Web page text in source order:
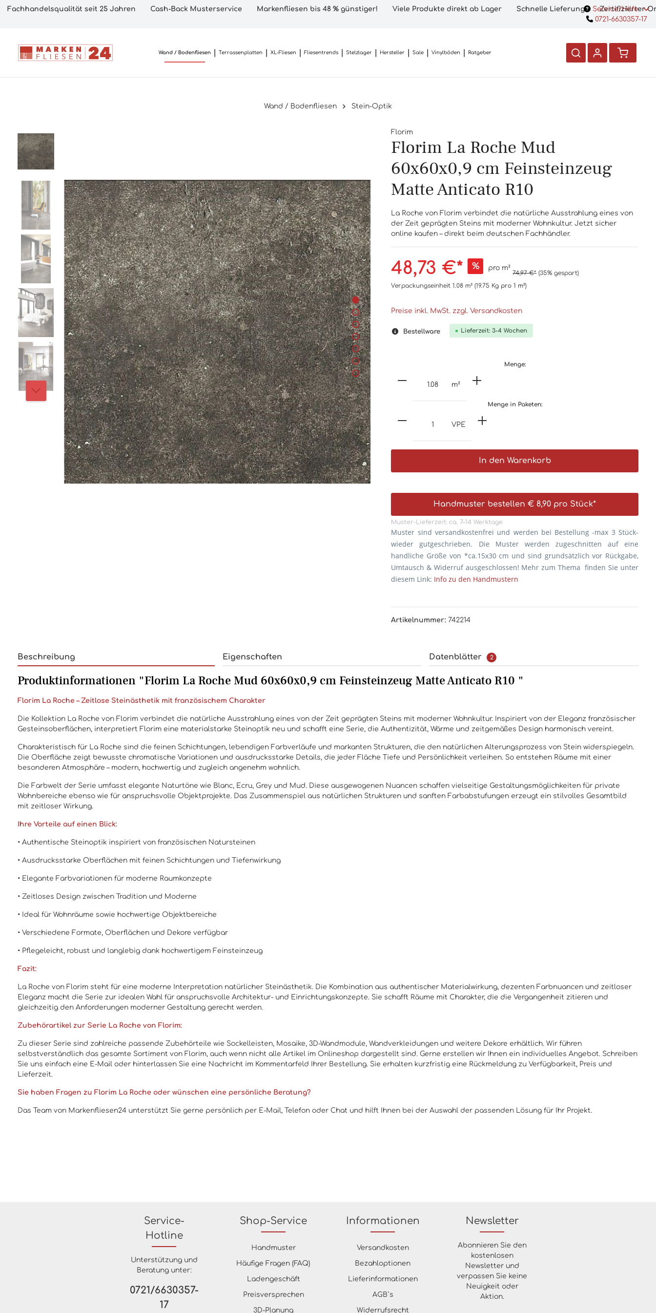
Fachhandelsqualität seit 25 Jahren Cash-Back Musterservice Markenfliesen bis 48 % günstiger! Viele Produkte direkt ab Lager Schnelle Lieferung Zertifizierter
Service/Hilfe
0721-6630357-17
Wand / Bodenfliesen Terrassenplatten XL-Fliesen Fliesentrends Stelzlager Hersteller Sale Vinylböden Ratgeber
Wand / Bodenfliesen Stein-Optik
Florim
Florim La Roche Mud
60x60x0,9 cm Feinsteinzeug
Matte Anticato R10
La Roche von Florim verbindet die natürliche Ausstrahlung eines von
der Zeit geprägten Steins mit moderner Wohnkultur. Jetzt sicher
online kaufen – direkt beim deutschen Fachhändler.
48,73 €* % pro m²
74,97 €* (35% gespart)
Verpackungseinheit 1.08 m²(19.75 Kg pro 1 m²)
Preise inkl. MwSt. zzgl. Versandkosten
Bestellware Lieferzeit: 3-4 Wochen
Menge:
m²
Menge in Paketen:
VPE
In den Warenkorb
Handmuster bestellen € 8,90 pro Stück*
Muster-Lieferzeit: ca. 7–14 Werktage
Muster sind versandkostenfrei und werden bei Bestellung -max 3 Stück-
wieder gutgeschrieben. Die Muster werden zugeschnitten auf eine
handliche Größe von *ca.15x30 cm und sind grundsätzlich vor Rückgabe,
Umtausch & Widerruf ausgeschlossen! Mehr zum Thema finden Sie unter
diesem Link: Info zu den Handmustern
Artikelnummer: 742214
Beschreibung Eigenschaften Datenblätter 2
Produktinformationen "Florim La Roche Mud 60x60x0,9 cm Feinsteinzeug Matte Anticato R10 "
Florim La Roche – Zeitlose Steinästhetik mit französischem Charakter
Die Kollektion La Roche von Florim verbindet die natürliche Ausstrahlung eines von der Zeit geprägten Steins mit moderner Wohnkultur. Inspiriert von der Eleganz französischer
Gesteinsoberflächen, interpretiert Florim eine materialstarke Steinoptik neu und schafft eine Serie, die Authentizität, Wärme und zeitgemäßes Design harmonisch vereint.
Charakteristisch für La Roche sind die feinen Schichtungen, lebendigen Farbverläufe und markanten Strukturen, die den natürlichen Alterungsprozess von Stein widerspiegeln.
Die Oberfläche zeigt bewusste chromatische Variationen und ausdrucksstarke Details, die jeder Fläche Tiefe und Persönlichkeit verleihen. So entstehen Räume mit einer
besonderen Atmosphäre – modern, hochwertig und zugleich angenehm wohnlich.
Die Farbwelt der Serie umfasst elegante Naturtöne wie Blanc, Ecru, Grey und Mud. Diese ausgewogenen Nuancen schaffen vielseitige Gestaltungsmöglichkeiten für private
Wohnbereiche ebenso wie für anspruchsvolle Objektprojekte. Das Zusammenspiel aus natürlichen Strukturen und sanften Farbabstufungen erzeugt ein stilvolles Gesamtbild
mit zeitloser Wirkung.
Ihre Vorteile auf einen Blick:
• Authentische Steinoptik inspiriert von französischen Natursteinen
• Ausdrucksstarke Oberflächen mit feinen Schichtungen und Tiefenwirkung
• Elegante Farbvariationen für moderne Raumkonzepte
• Zeitloses Design zwischen Tradition und Moderne
• Ideal für Wohnräume sowie hochwertige Objektbereiche
• Verschiedene Formate, Oberflächen und Dekore verfügbar
• Pflegeleicht, robust und langlebig dank hochwertigem Feinsteinzeug
Fazit:
La Roche von Florim steht für eine moderne Interpretation natürlicher Steinästhetik. Die Kombination aus authentischer Materialwirkung, dezenten Farbnuancen und zeitloser
Eleganz macht die Serie zur idealen Wahl für anspruchsvolle Architektur- und Einrichtungskonzepte. Sie schafft Räume mit Charakter, die die Vergangenheit zitieren und
gleichzeitig den Anforderungen moderner Gestaltung gerecht werden.
Zubehörartikel zur Serie La Roche von Florim:
Zu dieser Serie sind zahlreiche passende Zubehörteile wie Sockelleisten, Mosaike, 3D-Wandmodule, Wandverkleidungen und weitere Dekore erhältlich. Wir führen
selbstverständlich das gesamte Sortiment von Florim, auch wenn nicht alle Artikel im Onlineshop dargestellt sind. Gerne erstellen wir Ihnen ein individuelles Angebot. Schreiben
Sie uns einfach eine E-Mail oder hinterlassen Sie eine Nachricht im Kommentarfeld Ihrer Bestellung. Sie erhalten kurzfristig eine Rückmeldung zu Verfügbarkeit, Preis und
Lieferzeit.
Sie haben Fragen zu Florim La Roche oder wünschen eine persönliche Beratung?
Das Team von Markenfliesen24 unterstützt Sie gerne persönlich per E-Mail, Telefon oder Chat und hilft Ihnen bei der Auswahl der passenden Lösung für Ihr Projekt.
Newsletter
Abonnieren Sie den
kostenlosen
Newsletter und
verpassen Sie keine
Neuigkeit oder
Aktion.
Service-
Hotline
Unterstützung und
Beratung unter:
0721/6630357-
17
Shop-Service
Handmuster
Häufige Fragen (FAQ)
Ladengeschäft
Preisversprechen
3D-Planung
Informationen
Versandkosten
Bezahloptionen
Lieferinformationen
AGB`s
Widerrufsrecht